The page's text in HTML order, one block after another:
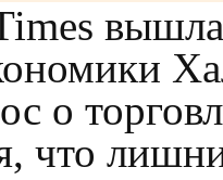
вышла
о
что